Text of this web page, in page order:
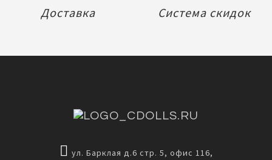
Доставка Система скидок
ул. Барклая д.6 стр. 5, офис 116,